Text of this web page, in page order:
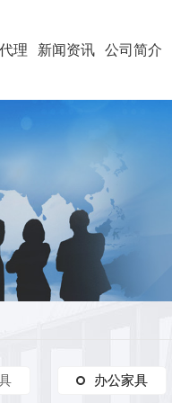
理 新闻资讯 公司简介
办公家具
办公家具